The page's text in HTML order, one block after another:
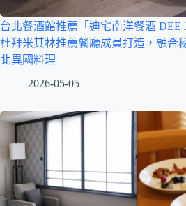
台北餐酒館推薦「迪宅南洋餐酒 DEE
杜拜米其林推薦餐廳成員打造，融合
北異國料理
2026-05-05